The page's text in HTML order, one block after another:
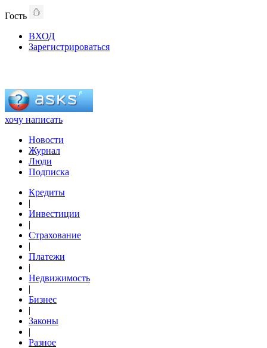
Гость
ВХОД
Зарегистрироваться
хочу написать
Новости
Журнал
Люди
Подписка
Кредиты
|
Инвестиции
|
Страхование
|
Платежи
|
Недвижимость
|
Бизнес
|
Законы
|
Разное